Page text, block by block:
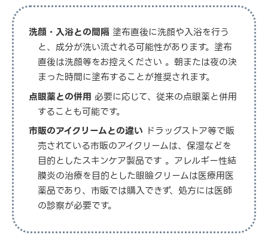
洗顔・入浴との間隔 塗布直後に洗顔や入浴を行う
と、成分が洗い流される可能性があります。塗布
直後は洗顔等をお控えください 。朝または夜の決
まった時間に塗布することが推奨されます。
点眼薬との併用 必要に応じて、従来の点眼薬と併用
することも可能です。
市販のアイクリームとの違い ドラッグストア等で販
売されている市販のアイクリームは、保湿などを
目的としたスキンケア製品です 。アレルギー性結
膜炎の治療を目的とした眼瞼クリームは医療用医
薬品であり、市販では購入できず、処方には医師
の診察が必要です。